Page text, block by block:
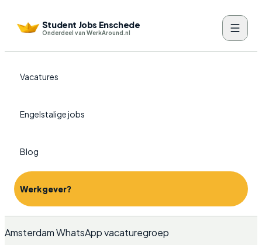
Student Jobs Enschede
Onderdeel van WerkAround.nl
Vacatures
Engelstalige jobs
Blog
Werkgever?
Amsterdam WhatsApp vacaturegroep